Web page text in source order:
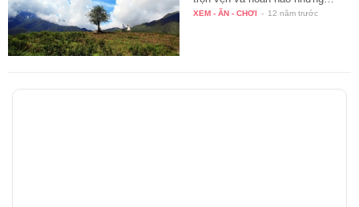
XEM - ĂN - CHƠI - 12 năm trước